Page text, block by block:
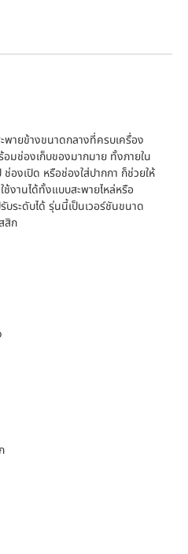
พายข้างขนาดกลางที่ครบเครื่อง
มช่องเก็บของมากมาย ทั้งภายใน
ช่องเปิด หรือช่องใส่ปากกา ก็ช่วยให้
ช้งานได้ทั้งแบบสะพายไหล่หรือ
ระดับได้ รุ่นนี้เป็นเวอร์ชันขนาด
สิก